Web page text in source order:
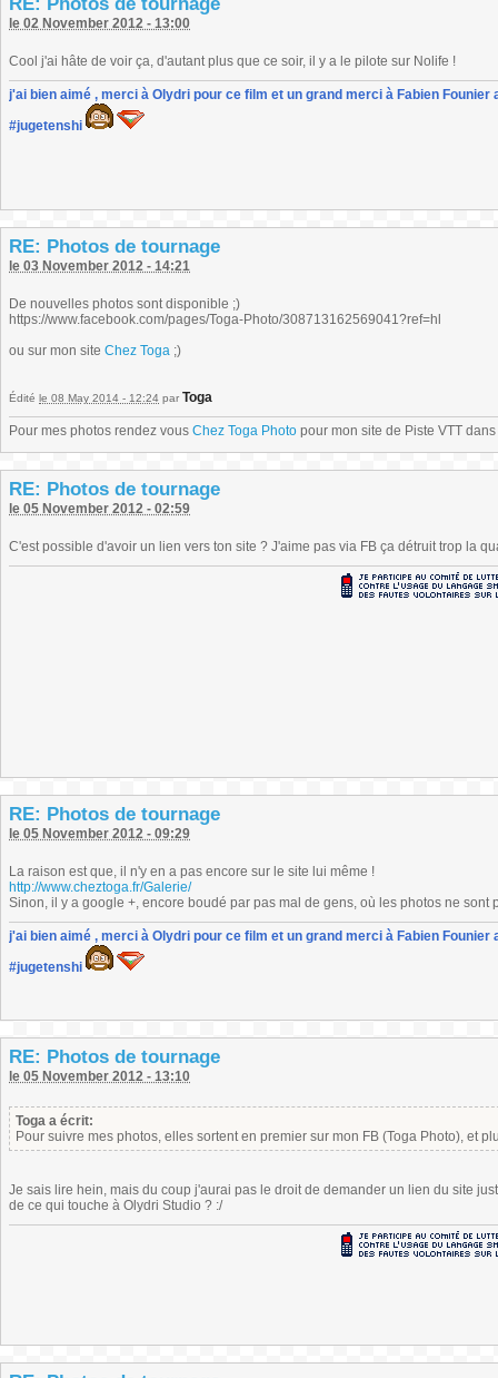
le 02 November 2012 - 13:00
Cool j'ai hâte de voir ça, d'autant plus que ce soir, il y a le pilote sur Nolife !
j'ai bien aimé , merci à Olydri pour ce film et un grand merci à Fabien
#jugetenshi
RE: Photos de tournage
le 03 November 2012 - 14:21
De nouvelles photos sont disponible ;)
https://www.facebook.com/pages/Toga-Photo/308713162569041?ref=hl
ou sur mon site Chez Toga ;)
Édité le 08 May 2014 - 12:24 par Toga
Pour mes photos rendez vous Chez Toga Photo pour mon site de Piste VTT
RE: Photos de tournage
le 05 November 2012 - 02:59
C'est possible d'avoir un lien vers ton site ? J'aime pas via FB ça détruit trop la
RE: Photos de tournage
le 05 November 2012 - 09:29
La raison est que, il n'y en a pas encore sur le site lui même !
http://www.cheztoga.fr/Galerie/
Sinon, il y a google +, encore boudé par pas mal de gens, où les photos ne sont
j'ai bien aimé , merci à Olydri pour ce film et un grand merci à Fabien
#jugetenshi
RE: Photos de tournage
le 05 November 2012 - 13:10
Toga a écrit:
Pour suivre mes photos, elles sortent en premier sur mon FB (Toga Photo), et
Je sais lire hein, mais du coup j'aurai pas le droit de demander un lien du site
de ce qui touche à Olydri Studio ? :/